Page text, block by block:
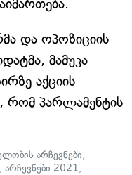
და ოპოზიციის
მამუკა
აქციის
, რომ პარლამენტის
არჩევნები,
, არჩევნები 2021,